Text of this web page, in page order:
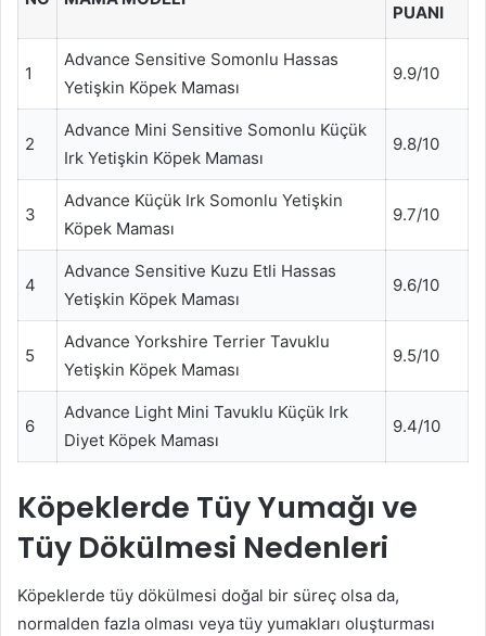
PUANI
1
Advance Sensitive Somonlu Hassas
Yetişkin Köpek Maması
9.9/10
2
Advance Mini Sensitive Somonlu Küçük
Irk Yetişkin Köpek Maması
9.8/10
3
Advance Küçük Irk Somonlu Yetişkin
Köpek Maması
9.7/10
4
Advance Sensitive Kuzu Etli Hassas
Yetişkin Köpek Maması
9.6/10
5
Advance Yorkshire Terrier Tavuklu
Yetişkin Köpek Maması
9.5/10
6
Advance Light Mini Tavuklu Küçük Irk
Diyet Köpek Maması
9.4/10
Köpeklerde Tüy Yumağı ve
Tüy Dökülmesi Nedenleri
Köpeklerde tüy dökülmesi doğal bir süreç olsa da,
normalden fazla olması veya tüy yumakları oluşturması